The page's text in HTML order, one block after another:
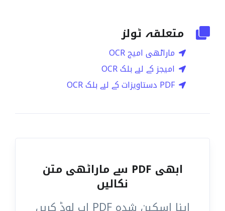
متعلقہ ٹولز
ماراٹھی امیج OCR
امیجز کے لیے بلک OCR
PDF دستاویزات کے لیے بلک OCR
ابھی PDF سے ماراٹھی متن
نکالیں